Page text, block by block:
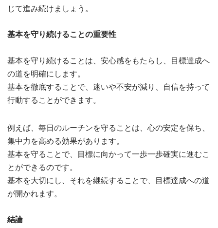
じて進み続けましょう。
基本を守り続けることの重要性
基本を守り続けることは、安心感をもたらし、目標達成へ
の道を明確にします。
基本を徹底することで、迷いや不安が減り、自信を持って
行動することができます。
例えば、毎日のルーチンを守ることは、心の安定を保ち、
集中力を高める効果があります。
基本を守ることで、目標に向かって一歩一歩確実に進むこ
とができるのです。
基本を大切にし、それを継続することで、目標達成への道
が開かれます。
結論